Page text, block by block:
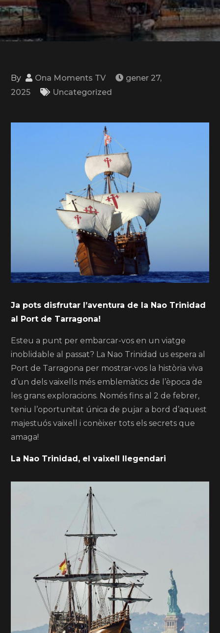
By Ona Moments TV
gener 27,
2025
Uncategorized
Ja pots disfrutar l’aventura de la Nao Trinidad
al Port de Tarragona!
Esteu a punt per embarcar-vos en un viatge
inoblidable al passat? La Nao Trinidad us espera al
Port de Tarragona per mostrar-vos la història viva
d’un dels vaixells més emblemàtics de l’època de
les grans exploracions. Només fins al 2 de febrer,
teniu l’oportunitat única de pujar a bord d’aquest
majestuós vaixell i conèixer tots els secrets que
amaga!
La Nao Trinidad, el vaixell llegendari